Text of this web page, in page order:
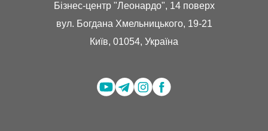
Бізнес-центр "Леонардо", 14 поверх
вул. Богдана Хмельницького, 19-21
Київ, 01054, Україна